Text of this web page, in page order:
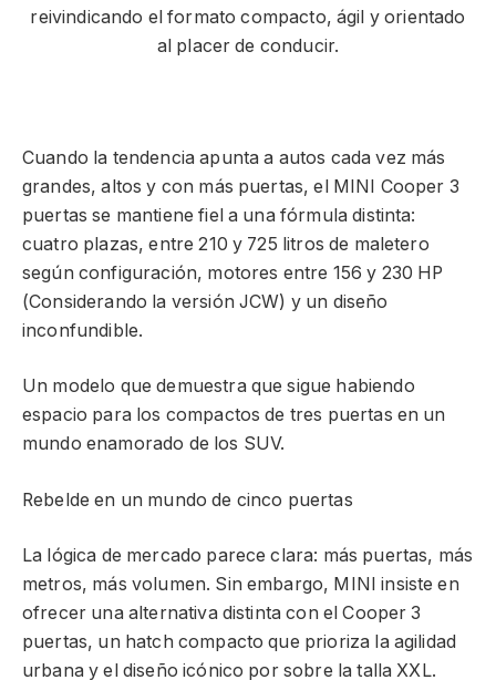
reivindicando el formato compacto, ágil y orientado
al placer de conducir.
Cuando la tendencia apunta a autos cada vez más
grandes, altos y con más puertas, el MINI Cooper 3
puertas se mantiene fiel a una fórmula distinta:
cuatro plazas, entre 210 y 725 litros de maletero
según configuración, motores entre 156 y 230 HP
(Considerando la versión JCW) y un diseño
inconfundible.
Un modelo que demuestra que sigue habiendo
espacio para los compactos de tres puertas en un
mundo enamorado de los SUV.
Rebelde en un mundo de cinco puertas
La lógica de mercado parece clara: más puertas, más
metros, más volumen. Sin embargo, MINI insiste en
ofrecer una alternativa distinta con el Cooper 3
puertas, un hatch compacto que prioriza la agilidad
urbana y el diseño icónico por sobre la talla XXL.